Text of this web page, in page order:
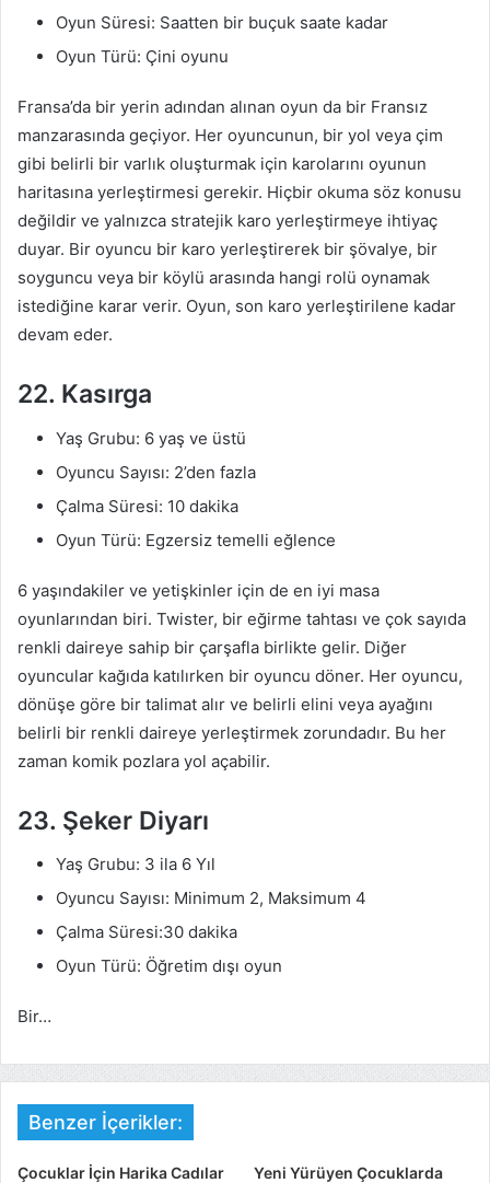
Oyun Süresi: Saatten bir buçuk saate kadar
Oyun Türü: Çini oyunu
Fransa’da bir yerin adından alınan oyun da bir Fransız
manzarasında geçiyor. Her oyuncunun, bir yol veya çim
gibi belirli bir varlık oluşturmak için karolarını oyunun
haritasına yerleştirmesi gerekir. Hiçbir okuma söz konusu
değildir ve yalnızca stratejik karo yerleştirmeye ihtiyaç
duyar. Bir oyuncu bir karo yerleştirerek bir şövalye, bir
soyguncu veya bir köylü arasında hangi rolü oynamak
istediğine karar verir. Oyun, son karo yerleştirilene kadar
devam eder.
22. Kasırga
Yaş Grubu: 6 yaş ve üstü
Oyuncu Sayısı: 2’den fazla
Çalma Süresi: 10 dakika
Oyun Türü: Egzersiz temelli eğlence
6 yaşındakiler ve yetişkinler için de en iyi masa
oyunlarından biri. Twister, bir eğirme tahtası ve çok sayıda
renkli daireye sahip bir çarşafla birlikte gelir. Diğer
oyuncular kağıda katılırken bir oyuncu döner. Her oyuncu,
dönüşe göre bir talimat alır ve belirli elini veya ayağını
belirli bir renkli daireye yerleştirmek zorundadır. Bu her
zaman komik pozlara yol açabilir.
23. Şeker Diyarı
Yaş Grubu: 3 ila 6 Yıl
Oyuncu Sayısı: Minimum 2, Maksimum 4
Çalma Süresi:30 dakika
Oyun Türü: Öğretim dışı oyun
Bir…
Benzer İçerikler:
Çocuklar İçin Harika Cadılar
Yeni Yürüyen Çocuklarda